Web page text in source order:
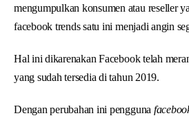
mengumpulkan konsumen atau reseller
facebook trends satu ini menjadi angin
Hal ini dikarenakan Facebook telah
yang sudah tersedia di tahun 2019.
Dengan perubahan ini pengguna